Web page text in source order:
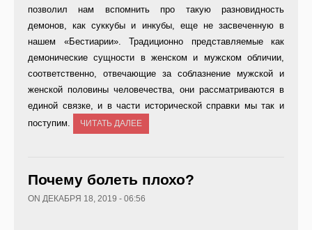
позволил нам вспомнить про такую разновидность
демонов, как суккубы и инкубы, еще не засвеченную в
нашем «Бестиарии». Традиционно представляемые как
демонические сущности в женском и мужском обличии,
соответственно, отвечающие за соблазнение мужской и
женской половины человечества, они рассматриваются в
единой связке, и в части исторической справки мы так и
поступим.
ЧИТАТЬ ДАЛЕЕ
Почему болеть плохо?
ON ДЕКАБРЯ 18, 2019 - 06:56